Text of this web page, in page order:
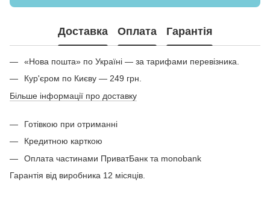
Доставка Оплата Гарантія
«Нова пошта» по Україні — за тарифами перевізника.
Кур'єром по Києву — 249 грн.
Більше інформації про доставку
Готівкою при отриманні
Кредитною карткою
Оплата частинами ПриватБанк та monobank
Гарантія від виробника 12 місяців.